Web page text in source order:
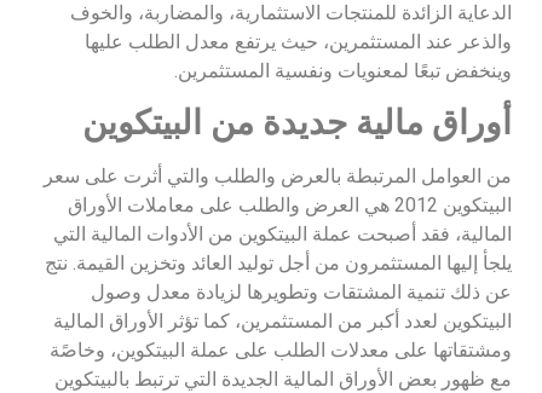
الدعاية الزائدة للمنتجات الاستثمارية، والمضاربة، والخوف
والذعر عند المستثمرين، حيث يرتفع معدل الطلب عليها
وينخفض تبعًا لمعنويات ونفسية المستثمرين.
أوراق مالية جديدة من البيتكوين
من العوامل المرتبطة بالعرض والطلب والتي أثرت على سعر
البيتكوين 2012 هي العرض والطلب على معاملات الأوراق
المالية، فقد أصبحت عملة البيتكوين من الأدوات المالية التي
يلجأ إليها المستثمرون من أجل توليد العائد وتخزين القيمة. نتج
عن ذلك تنمية المشتقات وتطويرها لزيادة معدل وصول
البيتكوين لعدد أكبر من المستثمرين، كما تؤثر الأوراق المالية
ومشتقاتها على معدلات الطلب على عملة البيتكوين، وخاصًة
مع ظهور بعض الأوراق المالية الجديدة التي ترتبط بالبيتكوين